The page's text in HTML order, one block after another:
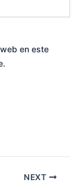
en este
NEXT